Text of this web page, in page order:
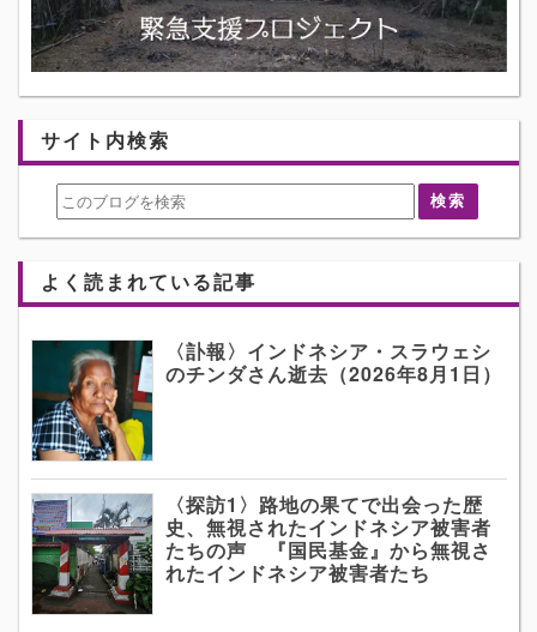
サイト内検索
よく読まれている記事
〈訃報〉インドネシア・スラウェシ
のチンダさん逝去（2026年8月1日）
〈探訪1〉路地の果てで出会った歴
史、無視されたインドネシア被害者
たちの声 『国民基金』から無視さ
れたインドネシア被害者たち